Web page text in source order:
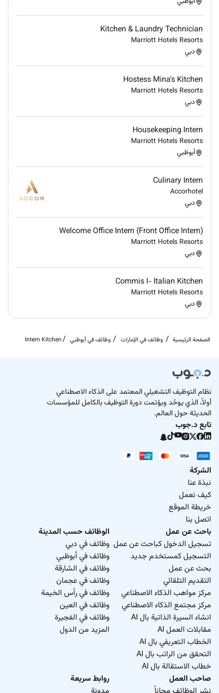
Kitchen & Laundry Technician
Marriott Hotels Resorts
دبي
Hostess Mina's Kitchen
Marriott Hotels Resorts
دبي
Housekeeping Intern
Marriott Hotels Resorts
أبوظبي
Culinary Intern
Accorhotel
دبي
Welcome Office Intern (Front Office Intern)
Marriott Hotels Resorts
دبي
Commis I- Italian Kitchen
Marriott Hotels Resorts
دبي
الصفحة الرئيسية وظائف في الإمارات وظائف في أبوظبي Intern Kitchen
نظام التوظيف التشغيلي المعتمد على الذكاء الاصطناعي
أولاً، الذي يوحّد ويؤتمت دورة التوظيف بالكامل للمؤسسات
الحديثة حول العالم.
تابع د.جوب
الشركة
نبذة عنا
كيف نعمل
خريطة الموقع
اتصل بنا
باحث عن عمل
تسجيل الدخول كباحث عن عمل
التسجيل كمستخدم جديد
بحث عن عمل
التقديم التلقائي
مركز مواهب الذكاء الاصطناعي
مركز مجتمع الذكاء الاصطناعي
انشاء السيرة الذاتية بال AI
مقابلات العمل AI
الخطاب التعريفي بال AI
التحقق من الراتب بال AI
خطاب الاستقالة بال AI
الوظائف حسب المدينة
وظائف في دبي
وظائف في أبوظبي
وظائف في الشارقة
وظائف في عجمان
وظائف في رأس الخيمة
وظائف في العين
وظائف في الفجيرة
المزيد من الدول
صاحب العمل
روابط سريعة